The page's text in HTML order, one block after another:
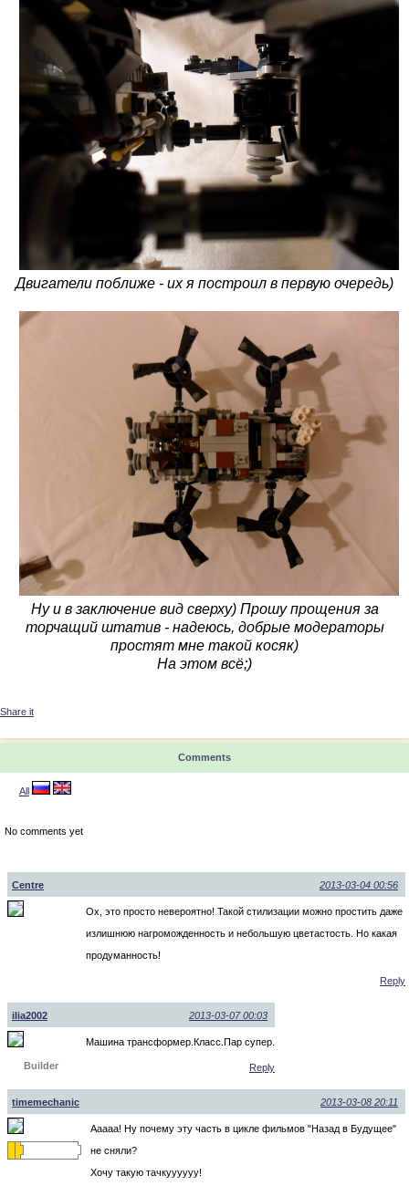
Двигатели поближе - их я построил в первую очередь)
Ну и в заключение вид сверху) Прошу прощения за
торчащий штатив - надеюсь, добрые модераторы
простят мне такой косяк)
На этом всё;)
Share it
Comments
All
No comments yet
Centre 2013-03-04 00:56
Ох, это просто невероятно! Такой стилизации можно простить даже
излишнюю нагроможденность и небольшую цветастость. Но какая
продуманность!
Reply
ilia2002 2013-03-07 00:03
Builder
Машина трансформер.Класс.Пар супер.
Reply
timemechanic 2013-03-08 20:11
Ааааа! Ну почему эту часть в цикле фильмов "Назад в Будущее"
не сняли?
Хочу такую тачкуууууу!